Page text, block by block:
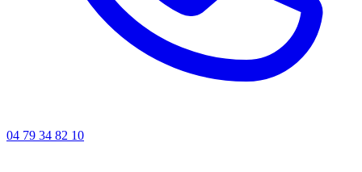
04 79 34 82 10